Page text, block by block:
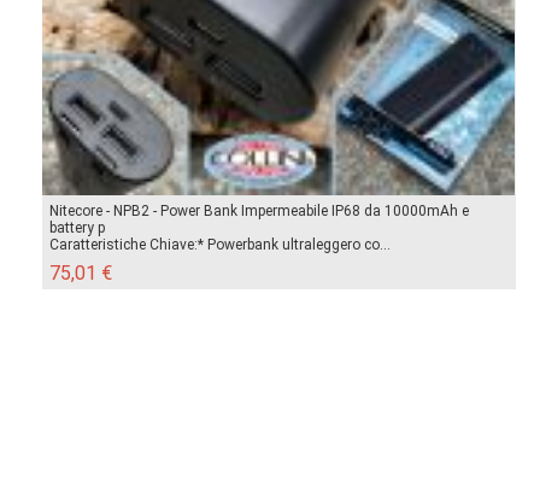
Nitecore - NPB2 - Power Bank Impermeabile IP68 da 10000mAh e
battery p
Caratteristiche Chiave:* Powerbank ultraleggero co...
75,01 €